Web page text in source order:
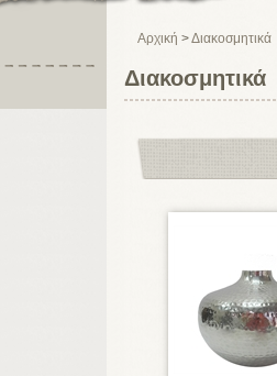
Αρχική >Διακοσμητικά
Διακοσμητικά